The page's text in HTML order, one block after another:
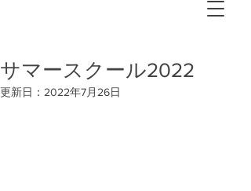
サマースクール2022
更新日： 2022年7月26日